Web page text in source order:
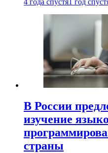
4 года спустя 1 год
В России
изучение
страны